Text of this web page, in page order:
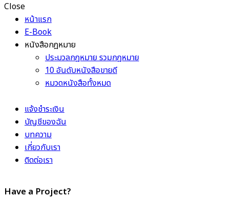
Close
หน้าแรก
E-Book
หนังสือกฎหมาย
ประมวลกฎหมาย รวมกฎหมาย
10 อันดับหนังสือขายดี
หมวดหนังสือทั้งหมด
แจ้งชำระเงิน
บัญชีของฉัน
บทความ
เกี่ยวกับเรา
ติดต่อเรา
Have a Project?